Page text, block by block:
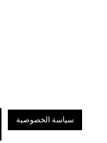
سياسة الخصوصية